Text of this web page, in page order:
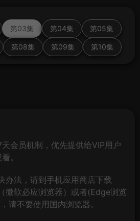
第03集 第04集 第05集
第08集 第09集 第10集
会员机制，优先提供给VIP用户
。
办法，请到手机应用商店下载
微软必应浏览器）或者(Edge浏览
请不要使用国内浏览器。